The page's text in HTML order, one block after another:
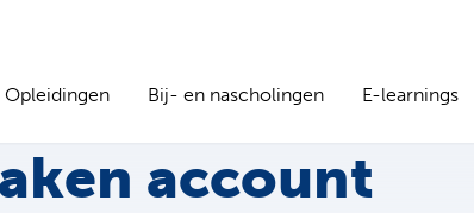
Opleidingen Bij- en nascholingen E-learnings
account